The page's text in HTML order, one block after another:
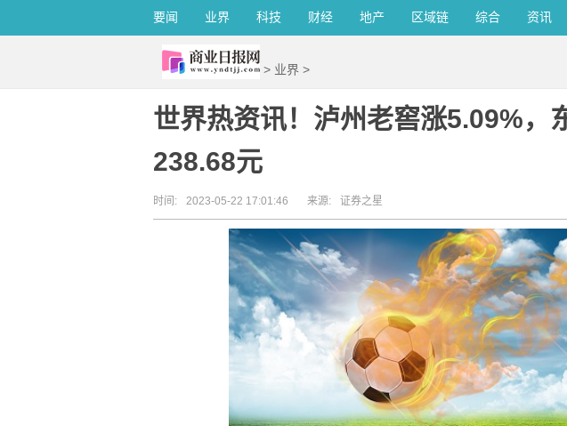
要闻 业界 科技 财经 地产 区域链 综合 资讯
> 业界 >
世界热资讯！泸州老窖涨5.09%，
238.68元
时间: 2023-05-22 17:01:46 来源: 证券之星